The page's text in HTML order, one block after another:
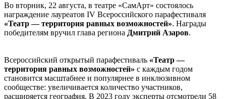
Во вторник, 22 августа, в театре «СамАрт» состоялось
награждение лауреатов IV Всероссийского парафестиваля
«Театр — территория равных возможностей». Награды
победителям вручил глава региона Дмитрий Азаров.
Всероссийский открытый парафестиваль «Театр —
территория равных возможностей» с каждым годом
становится масштабнее и популярнее в инклюзивном
сообществе: увеличивается количество участников,
расширяется география. В 2023 году эксперты отсмотрели 58